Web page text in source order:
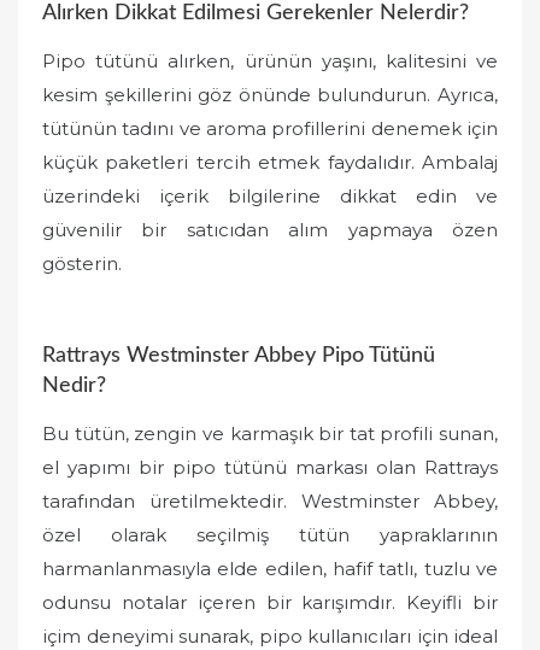
Alırken Dikkat Edilmesi Gerekenler Nelerdir?
Pipo tütünü alırken, ürünün yaşını, kalitesini ve
kesim şekillerini göz önünde bulundurun. Ayrıca,
tütünün tadını ve aroma profillerini denemek için
küçük paketleri tercih etmek faydalıdır. Ambalaj
üzerindeki içerik bilgilerine dikkat edin ve
güvenilir bir satıcıdan alım yapmaya özen
gösterin.
Rattrays Westminster Abbey Pipo Tütünü
Nedir?
Bu tütün, zengin ve karmaşık bir tat profili sunan,
el yapımı bir pipo tütünü markası olan Rattrays
tarafından üretilmektedir. Westminster Abbey,
özel olarak seçilmiş tütün yapraklarının
harmanlanmasıyla elde edilen, hafif tatlı, tuzlu ve
odunsu notalar içeren bir karışımdır. Keyifli bir
içim deneyimi sunarak, pipo kullanıcıları için ideal